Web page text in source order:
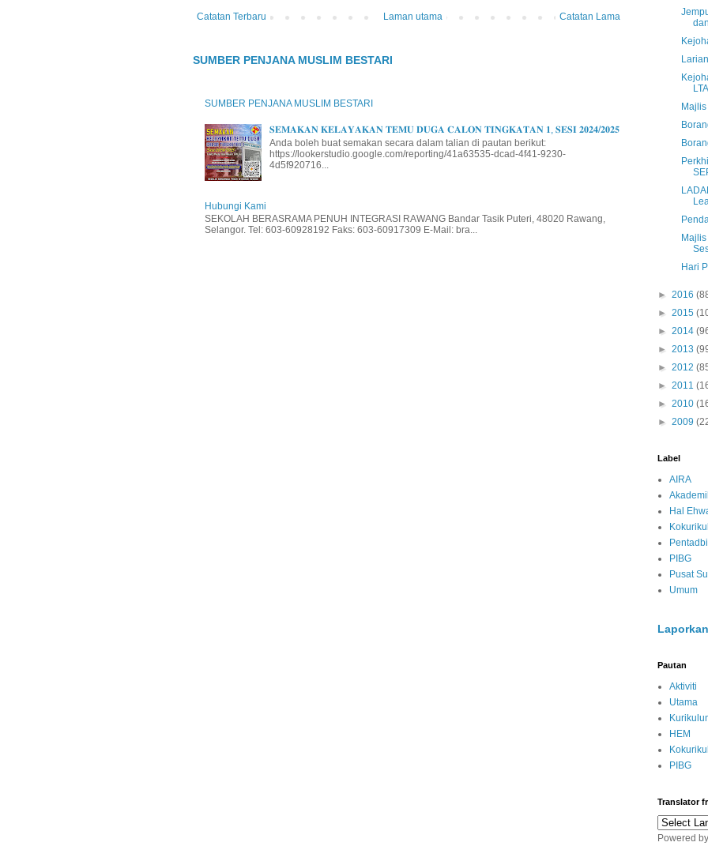
Catatan Terbaru Catatan Lama
Laman utama
SUMBER PENJANA MUSLIM BESTARI
SUMBER PENJANA MUSLIM BESTARI
𝐒𝐄𝐌𝐀𝐊𝐀𝐍 𝐊𝐄𝐋𝐀𝐘𝐀𝐊𝐀𝐍 𝐓𝐄𝐌𝐔 𝐃𝐔𝐆𝐀 𝐂𝐀𝐋𝐎𝐍 𝐓𝐈𝐍𝐆𝐊𝐀𝐓𝐀𝐍 𝟏, 𝐒𝐄𝐒𝐈 𝟐𝟎𝟐𝟒/𝟐𝟎𝟐𝟓
Anda boleh buat semakan secara dalam talian di pautan berikut:
https://lookerstudio.google.com/reporting/41a63535-dcad-4f41-9230-
4d5f920716...
Hubungi Kami
SEKOLAH BERASRAMA PENUH INTEGRASI RAWANG Bandar Tasik Puteri, 48020 Rawang,
Selangor. Tel: 603-60928192 Faks: 603-60917309 E-Mail: bra...
Hari
► 2016
► 2015
► 2014
► 2013
► 2012
► 2011
► 2010
► 2009
Label
AIRA
Hal
PIBG
Pusat
Umum
Pautan
Aktiviti
Utama
HEM
PIBG
Translator
Powered